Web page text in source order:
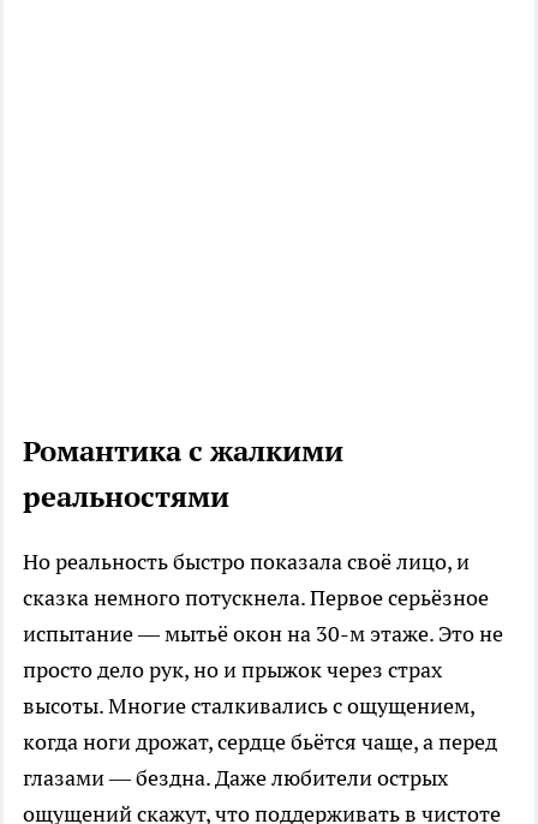
Романтика с жалкими
реальностями
Но реальность быстро показала своё лицо, и
сказка немного потускнела. Первое серьёзное
испытание — мытьё окон на 30-м этаже. Это не
просто дело рук, но и прыжок через страх
высоты. Многие сталкивались с ощущением,
когда ноги дрожат, сердце бьётся чаще, а перед
глазами — бездна. Даже любители острых
ощущений скажут, что поддерживать в чистоте